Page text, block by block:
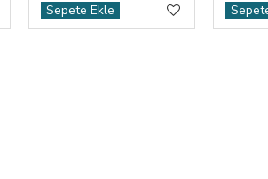
Sepete Ekle